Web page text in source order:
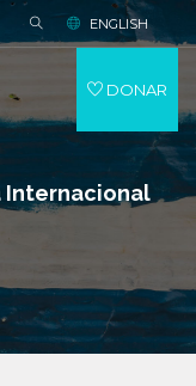
Internacional
ENGLISH
DONAR